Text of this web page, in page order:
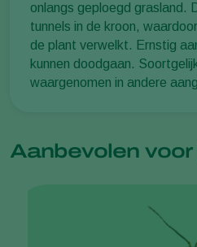
onlangs geploegd grasland.
tunnels in de kroon,
de plant verwelkt. Ernstig
kunnen doodgaan.
waargenomen in andere
Aanbevolen voor